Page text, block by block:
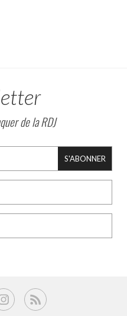
de la RDJ
S'ABONNER